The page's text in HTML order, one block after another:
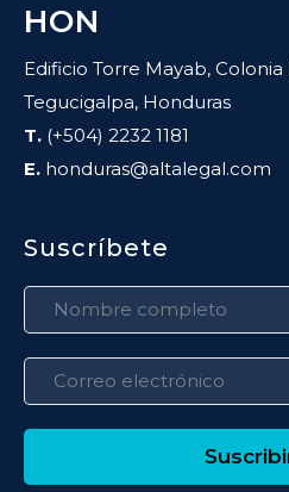
HON
Edificio Torre Mayab,
Tegucigalpa, Honduras
T. (+504) 2232 1181
E. honduras@altalegal.com
Suscríbete